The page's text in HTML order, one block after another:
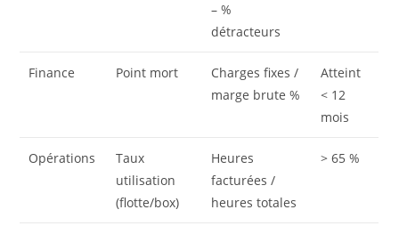
– %
détracteurs
Finance Point mort
Charges fixes /
marge brute %
Atteint
< 12
mois
Opérations
Taux
utilisation
(flotte/box)
Heures
facturées /
heures totales
> 65 %